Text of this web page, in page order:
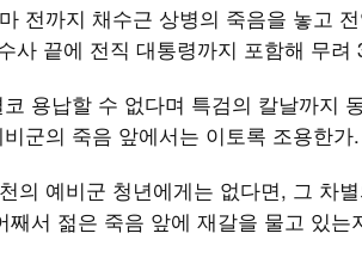
전까지 채수근 상병의 죽음을 놓고
사 끝에 전직 대통령까지 포함해 무려
용납할 수 없다며 특검의 칼날까지
군의 죽음 앞에서는 이토록 조용한가.
의 예비군 청년에게는 없다면, 그 차
서 젊은 죽음 앞에 재갈을 물고 있는